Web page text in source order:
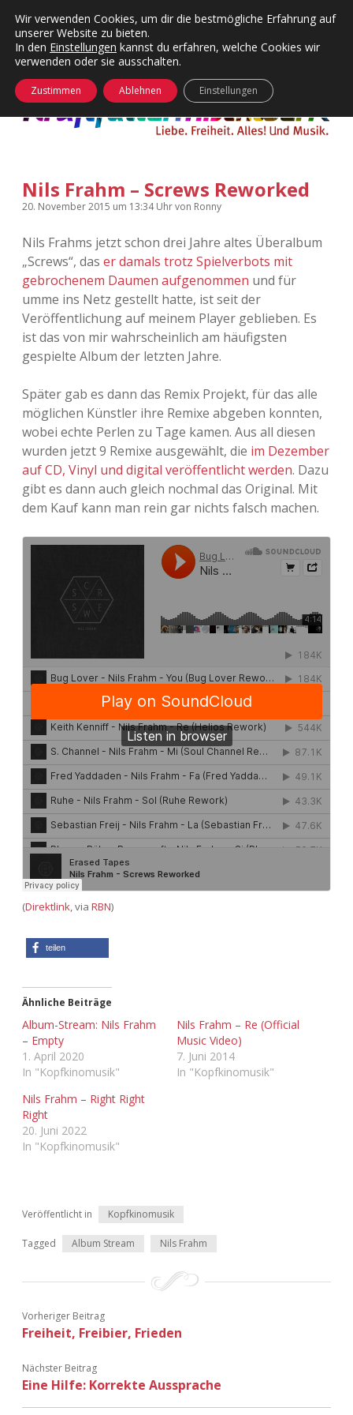
Kategorien
Menü
24 Hours Chilling
Die Wende
KFMW-Disco
Kopfkinomusik
Nur mal so
Täglicher Sinnwahn
Wandnotizen
KFMW-Disco
Dates
Contact
Menü
öffnen
Adventskalender 2010
Adventskalender 2011
Adventskalender 2012
Adventskalender 2014
Adventskalender 2015
Adventskalender 2016
Adventskalender 2018
Adventskalender 2019
Adventskalender 2021
Adventskalender 2022
Adventskalender 2023
Adventskalender 2024
facebook
instagram
rss soundcloud
vimeoBluesky
öffnen
Nils Frahm – Screws Reworked
20. November 2015 um 13:34 Uhrvon Ronny
Nils Frahms jetzt schon drei Jahre altes Überalbum
„Screws“, das er damals trotz Spielverbots mit
gebrochenem Daumen aufgenommen und für
umme ins Netz gestellt hatte, ist seit der
Veröffentlichung auf meinem Player geblieben. Es
ist das von mir wahrscheinlich am häufigsten
gespielte Album der letzten Jahre.
Später gab es dann das Remix Projekt, für das alle
möglichen Künstler ihre Remixe abgeben konnten,
wobei echte Perlen zu Tage kamen. Aus all diesen
wurden jetzt 9 Remixe ausgewählt, die im Dezember
auf CD, Vinyl und digital veröffentlicht werden. Dazu
gibt es dann auch gleich nochmal das Original. Mit
dem Kauf kann man rein gar nichts falsch machen.
(Direktlink, via RBN)
teilen
Ähnliche Beiträge
Album-Stream: Nils Frahm
– Empty
1. April 2020
In "Kopfkinomusik"
Nils Frahm – Re (Official
Music Video)
7. Juni 2014
In "Kopfkinomusik"
Nils Frahm – Right Right
Right
20. Juni 2022
In "Kopfkinomusik"
Veröffentlicht in Kopfkinomusik
Tagged Album Stream Nils Frahm
Vorheriger Beitrag
Freiheit, Freibier, Frieden
Nächster Beitrag
Eine Hilfe: Korrekte Aussprache
Wir verwenden Cookies, um dir die bestmögliche Erfahrung auf
unserer Website zu bieten.
In den Einstellungen kannst du erfahren, welche Cookies wir
verwenden oder sie ausschalten.
Zustimmen Ablehnen Einstellungen